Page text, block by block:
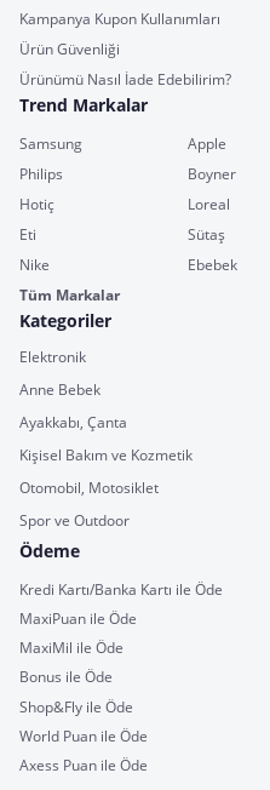
Kampanya Kupon Kullanımları
Ürün Güvenliği
Ürünümü Nasıl İade Edebilirim?
Trend Markalar
Samsung Apple
Philips
Boyner
Hotiç
Loreal
Eti
Sütaş
Nike
Ebebek
Tüm Markalar
Kategoriler
Elektronik
Anne Bebek
Ayakkabı, Çanta
Kişisel Bakım ve Kozmetik
Otomobil, Motosiklet
Spor ve Outdoor
Ödeme
Kredi Kartı/Banka Kartı ile Öde
MaxiPuan ile Öde
MaxiMil ile Öde
Bonus ile Öde
Shop&Fly ile Öde
World Puan ile Öde
Axess Puan ile Öde